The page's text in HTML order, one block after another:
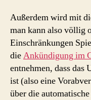
Außerdem wird mit
man kann also völlig
Einschränkungen
dieAnkündigung im
entnehmen, dass das
ist (also eine
über die